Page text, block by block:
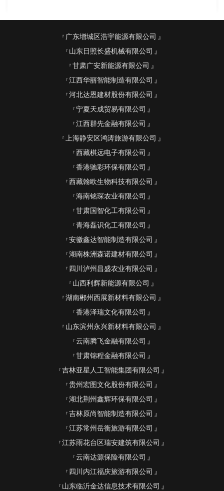
广东增城区浩宇能源有限公司
山东日照长盛机械有限公司
甘肃广安新能源有限公司
江西华丽智能制造有限公司
河北达恩建材股份有限公司
宁夏天成贸易有限公司
江西群先金融有限公司
上海静安区鸿涛旅游有限公司
西藏棋远电子有限公司
香港驰彩环保有限公司
西藏翰欧生物科技有限公司
海南铭琛农业有限公司
甘肃国智化工有限公司
青海磊识化工有限公司
安徽鑫达智能制造有限公司
湖南株洲森诺建材有限公司
四川泸州昌盛农业有限公司
山西利辉新能源有限公司
湖南郴州西展新材料有限公司
香港泽瑞文化有限公司
山东滨州永兴新材料有限公司
云南腾飞金融有限公司
甘肃锦程金融有限公司
吉林亚星人工智能集团有限公司
贵州宏图文化股份有限公司
湖北荆州鑫辉环保有限公司
吉林原尚智能制造有限公司
江苏常州岳衡旅游有限公司
江苏雨花台区瑞安建筑有限公司
云南达源保险有限公司
四川内江福庆旅游有限公司
山东临沂金达信息技术有限公司